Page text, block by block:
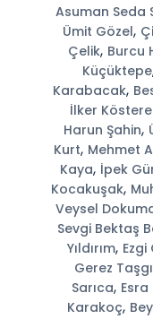
Asuman
Ümit Gözel,
Çelik, Burcu
Küçüktepe
Karabacak,
İlker
Harun Şahin,
Kurt, Mehmet
Kaya, İpek
Kocakuşak,
Veysel
Sevgi Bektaş
Yıldırım,
Gerez
Sarıca,
Karakoç,